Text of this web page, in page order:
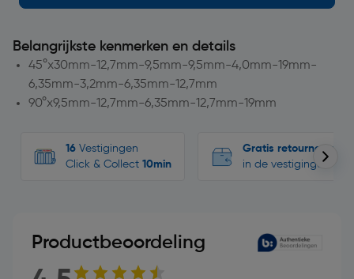
Belangrijkste kenmerken en details
45°x30mm-12,7mm-9,5mm-9,5mm-4,0mm-19mm-
6,35mm-3,2mm-6,35mm-12,7mm
90°x9,5mm-12,7mm-6,35mm-12,7mm-19mm
16 Vestigingen
Click & Collect 10min
Gratis retourneren
in de vestigingen
Productbeoordeling